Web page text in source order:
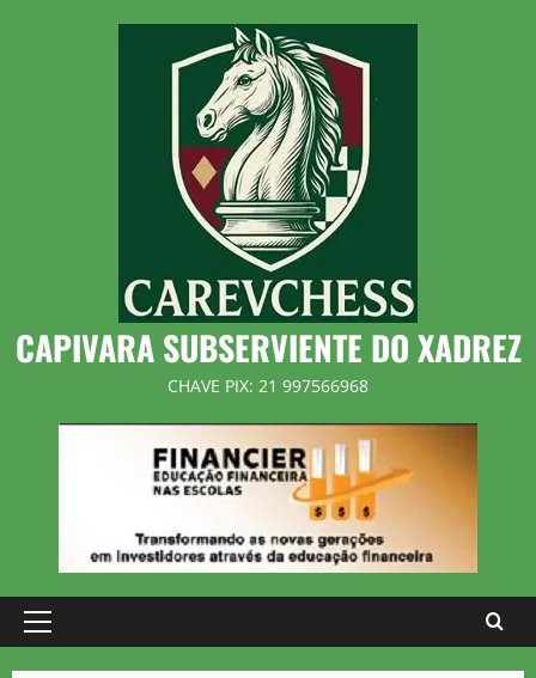
CAPIVARA SUBSERVIENTE DO XADREZ
CHAVE PIX: 21 997566968
Primary